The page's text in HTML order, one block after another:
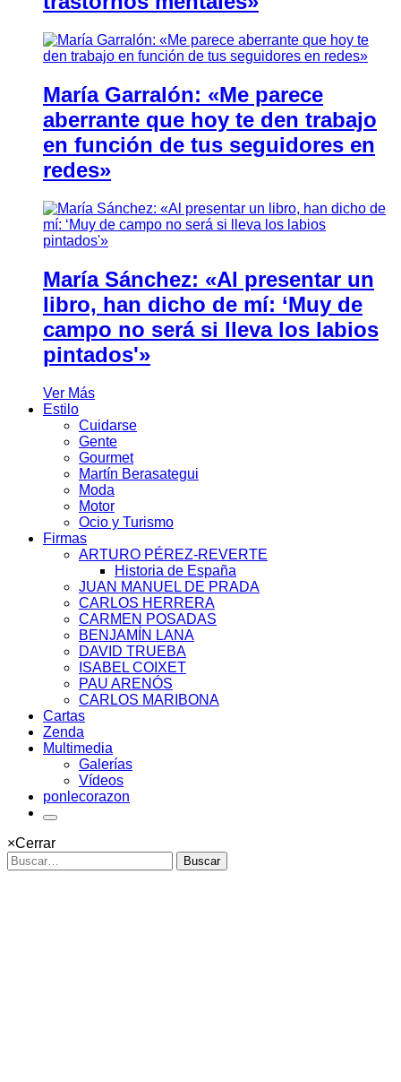
María Garralón: «Me parece
aberrante que hoy te den trabajo
en función de tus seguidores en
redes»
María Sánchez: «Al presentar un
libro, han dicho de mí: ‘Muy de
campo no será si lleva los labios
pintados'»
Ver Más
Estilo
Cuidarse
Gente
Gourmet
Martín Berasategui
Moda
Motor
Ocio y Turismo
Firmas
ARTURO PÉREZ-REVERTE
Historia de España
JUAN MANUEL DE PRADA
CARLOS HERRERA
CARMEN POSADAS
BENJAMÍN LANA
DAVID TRUEBA
ISABEL COIXET
PAU ARENÓS
CARLOS MARIBONA
Cartas
Zenda
Multimedia
Galerías
Vídeos
ponlecorazon
×Cerrar
Buscar